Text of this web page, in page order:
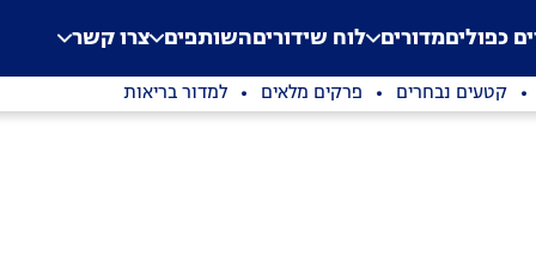
Application error: a
. כפוליםמדורים לוח שידוריםהשותפים צרו קשר
קטעים נבחרים פרקים מלאים למדור בריאות